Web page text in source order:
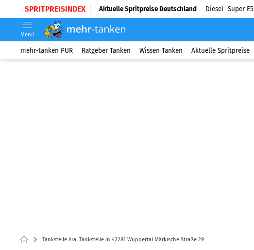
SPRITPREISINDEX Aktuelle Spritpreise Deutschland Diesel Super E5
Menü
mehr-tanken PUR Ratgeber Tanken Wissen Tanken Aktuelle Spritpreise
Tankstelle Aral Tankstelle in 42281 Wuppertal Märkische Straße 29